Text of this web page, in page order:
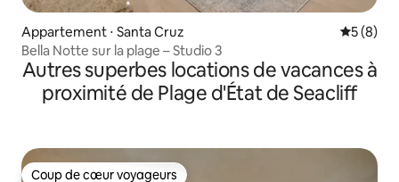
Appartement ⋅ Santa Cruz
5 (8)
Bella Notte sur la plage – Studio 3
Autres superbes locations de vacances à
proximité de Plage d'État de Seacliff
Coup de cœur voyageurs